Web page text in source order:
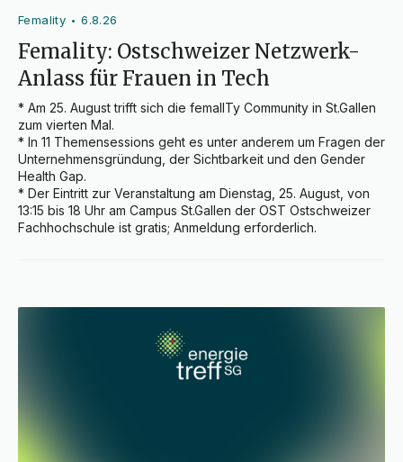
Femality •6.8.26
Femality: Ostschweizer Netzwerk-
Anlass für Frauen in Tech
* Am 25. August trifft sich die femalITy Community in St.Gallen
zum vierten Mal.
* In 11 Themensessions geht es unter anderem um Fragen der
Unternehmensgründung, der Sichtbarkeit und den Gender
Health Gap.
* Der Eintritt zur Veranstaltung am Dienstag, 25. August, von
13:15 bis 18 Uhr am Campus St.Gallen der OST Ostschweizer
Fachhochschule ist gratis; Anmeldung erforderlich.